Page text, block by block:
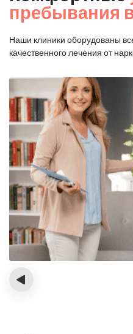
пребывания
Наши клиники оборудованы
качественного лечения от
‹